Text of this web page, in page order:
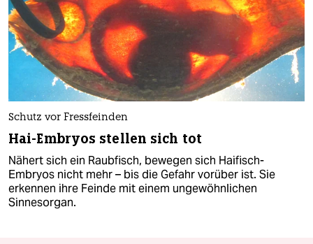
Schutz vor Fressfeinden
Hai-Embryos stellen sich tot
Nähert sich ein Raubfisch, bewegen sich Haifisch-
Embryos nicht mehr – bis die Gefahr vorüber ist. Sie
erkennen ihre Feinde mit einem ungewöhnlichen
Sinnesorgan.